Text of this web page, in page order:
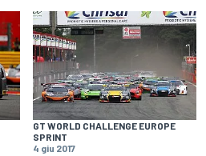
GT WORLD CHALLENGE EUROPE
SPRINT
4 giu 2017